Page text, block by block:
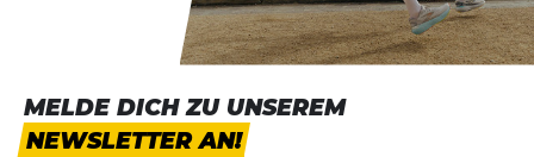
MELDE DICH ZU UNSEREM
NEWSLETTER AN!